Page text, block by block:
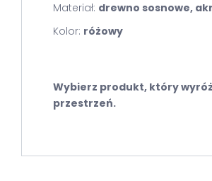
Materiał: drewno sosnowe,
Kolor: różowy
Wybierz produkt, który
przestrzeń.